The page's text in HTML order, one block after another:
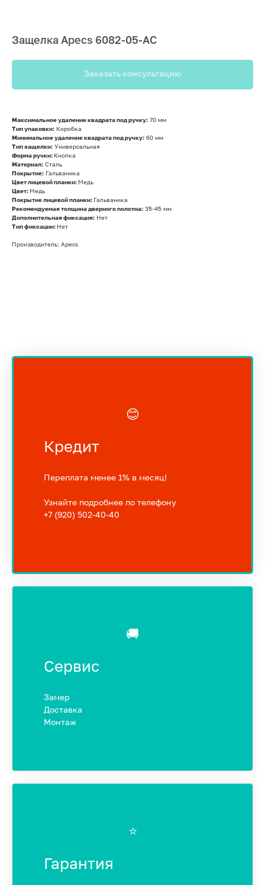
Защелка Apecs 6082-05-АС
Заказать консультацию
Максимальное удаление квадрата под ручку: 70 мм
Тип упаковки: Коробка
Минимальное удаление квадрата под ручку: 60 мм
Тип защелки: Универсальная
Форма ручки: Кнопка
Материал: Сталь
Покрытие: Гальваника
Цвет лицевой планки: Медь
Цвет: Медь
Покрытие лицевой планки: Гальваника
Рекомендуемая толщина дверного полотна: 35-45 мм
Дополнительная фиксация: Нет
Тип фиксации: Нет
Производитель: Apecs
😊
Кредит
Переплата менее 1% в месяц!
Узнайте подробнее по телефону
+7 (920) 502-40-40
🚚
Сервис
Замер
Доставка
Монтаж
⭐️
Гарантия